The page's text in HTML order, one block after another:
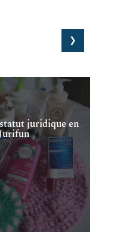
juridique en